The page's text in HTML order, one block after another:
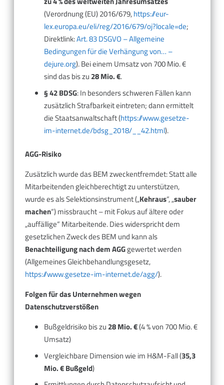
(Verordnung (EU) 2016/679,https://eur-
lex.europa.eu/eli/reg/2016/679/oj?locale=de;
Direktlink:Art. 83 DSGVO – Allgemeine
Bedingungen für die Verhängung von… –
dejure.org). Bei einem Umsatz von 700 Mio. €
sind das bis zu 28 Mio. €.
§ 42 BDSG: In besonders schweren Fällen kann
zusätzlich Strafbarkeit eintreten; dann ermittelt
die Staatsanwaltschaft (https://www.gesetze-
im-internet.de/bdsg_2018/__42.html).
AGG-Risiko
Zusätzlich wurde das BEM zweckentfremdet: Statt alle
Mitarbeitenden gleichberechtigt zu unterstützen,
wurde es als Selektionsinstrument („Kehraus“, „sauber
machen“) missbraucht – mit Fokus auf ältere oder
„auffällige“ Mitarbeitende. Dies widerspricht dem
gesetzlichen Zweck des BEM und kann als
Benachteiligung nach dem AGGgewertet werden
(Allgemeines Gleichbehandlungsgesetz,
https://www.gesetze-im-internet.de/agg/).
Folgen für das Unternehmen wegen
Datenschutzverstößen
Bußgeldrisiko bis zu 28 Mio. €(4 % von 700 Mio. €
Umsatz)
Vergleichbare Dimension wie im H&M-Fall (35,3
Mio. € Bußgeld)